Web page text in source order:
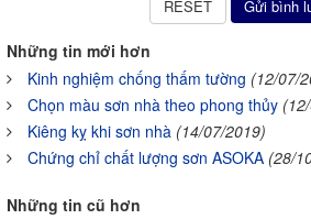
Những tin mới hơn
Kinh nghiệm chống thấm tường (12/07/
Chọn màu sơn nhà theo phong thủy
Kiêng kỵ khi sơn nhà (14/07/2019)
Chứng chỉ chất lượng sơn ASOKA (28/
Những tin cũ hơn